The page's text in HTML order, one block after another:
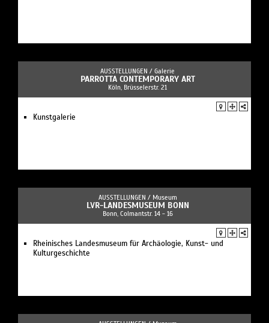
AUSSTELLUNGEN / Galerie
PARROTTA CONTEMPORARY ART
Köln, Brüsselerstr. 21
Kunstgalerie
AUSSTELLUNGEN / Museum
LVR-LANDESMUSEUM BONN
Bonn, Colmantstr. 14 - 16
Rheinisches Landesmuseum für Archäologie, Kunst- und
Kulturgeschichte